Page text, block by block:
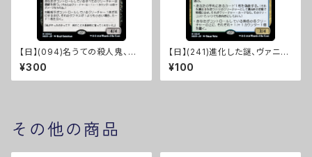
【日】(094)名うての殺人鬼、虐
殺少女/Massacre Girl, Know
n Killer [MKM]
¥300
【日】(241)進化した謎、ヴァニフ
ァール/Vannifar, Evolved Eni
gma [MKM]
¥100
その他の商品